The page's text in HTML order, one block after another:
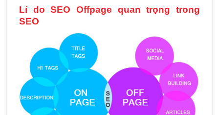
Lí do SEO Offpage quan trọng trong
SEO